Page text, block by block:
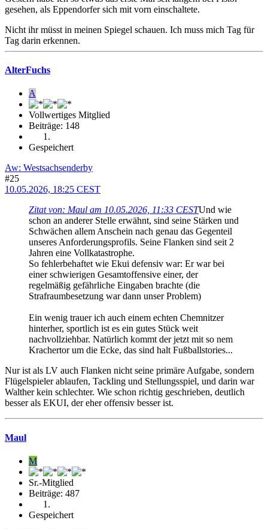
gesehen, als Eppendorfer sich mit vorn einschaltete.
Nicht ihr müsst in meinen Spiegel schauen. Ich muss mich Tag für
Tag darin erkennen.
AlterFuchs
A
Vollwertiges Mitglied
Beiträge: 148
Gespeichert
Aw: Westsachsenderby
#25
10.05.2026, 18:25 CEST
Zitat von: Maul am 10.05.2026, 11:33 CESTUnd wie
schon an anderer Stelle erwähnt, sind seine Stärken und
Schwächen allem Anschein nach genau das Gegenteil
unseres Anforderungsprofils. Seine Flanken sind seit 2
Jahren eine Vollkatastrophe.
So fehlerbehaftet wie Ekui defensiv war: Er war bei
einer schwierigen Gesamtoffensive einer, der
regelmäßig gefährliche Eingaben brachte (die
Strafraumbesetzung war dann unser Problem)
Ein wenig trauer ich auch einem echten Chemnitzer
hinterher, sportlich ist es ein gutes Stück weit
nachvollziehbar. Natürlich kommt der jetzt mit so nem
Krachertor um die Ecke, das sind halt Fußballstories...
Nur ist als LV auch Flanken nicht seine primäre Aufgabe, sondern
Flügelspieler ablaufen, Tackling und Stellungsspiel, und darin war
Walther kein schlechter. Wie schon richtig geschrieben, deutlich
besser als EKUI, der eher offensiv besser ist.
Maul
M
Sr.-Mitglied
Beiträge: 487
Gespeichert